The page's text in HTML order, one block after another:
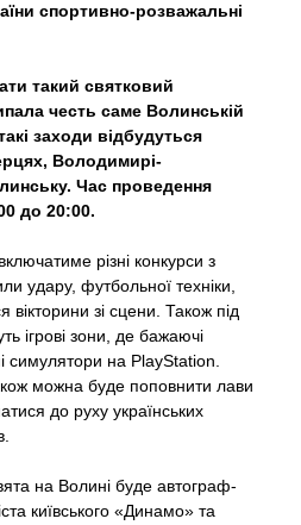
спортивно-розважальні
такий святковий
честь саме Волинській
заходи відбудуться
Володимирі-
Час проведення
до 20:00.
різні конкурси з
удару, футбольної техніки,
зі сцени. Також під
ігрові зони, де бажаючі
симулятори на PlayStation.
можна буде поповнити лави
до руху українських
на Волині буде автограф-
київського «Динамо» та